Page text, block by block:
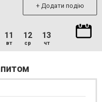
+ Додати подію
11
вт
12
ср
13
чт